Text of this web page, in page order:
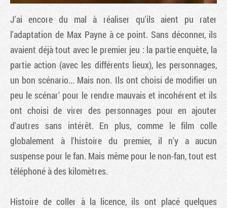
J'ai encore du mal à réaliser qu'ils aient pu rater
l'adaptation de Max Payneà ce point. Sans déconner, ils
avaient déjà tout avec le premier jeu : la partie enquète, la
partie action (avec les différents lieux), les personnages,
un bon scénario... Mais non. Ils ont choisi de modifier un
peu le scénar' pour le rendre mauvais et incohérent et ils
ont choisi de virer des personnages pour en ajouter
d'autres sans intérêt. En plus, comme le film colle
globalement à l'histoire du premier, il n'y a aucun
suspense pour le fan. Mais même pour le non-fan, tout est
téléphoné à des kilomètres.
Histoire de coller à la licence, ils ont placé quelques
Tribune